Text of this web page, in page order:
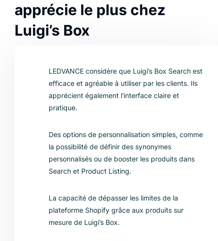
apprécie le plus chez
Luigi’s Box
LEDVANCE considère que Luigi’s Box Search est
efficace et agréable à utiliser par les clients. Ils
apprécient également l'interface claire et
pratique.
Des options de personnalisation simples, comme
la possibilité de définir des synonymes
personnalisés ou de booster les produits dans
Search et Product Listing.
La capacité de dépasser les limites de la
plateforme Shopify grâce aux produits sur
mesure de Luigi’s Box.